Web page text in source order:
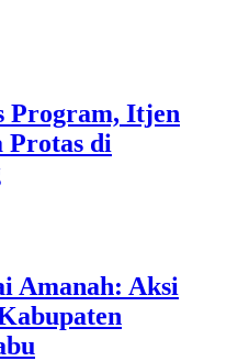
Program, Itjen
Protas di
Amanah: Aksi